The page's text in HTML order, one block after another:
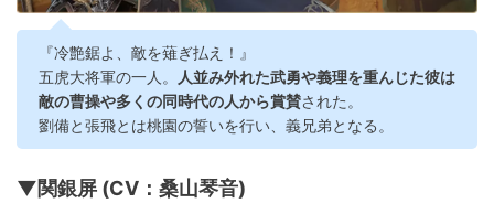
『冷艶鋸よ、敵を薙ぎ払え！』
五虎大将軍の一人。
人並み外れた武勇や義理を重んじた彼は
敵の曹操や多くの同時代の人から賞賛された。
劉備と張飛とは桃園の誓いを行い、義兄弟となる。
▼関銀屏 (CV：桑山琴音)